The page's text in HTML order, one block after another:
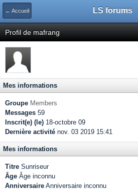
← Accueil LS forums
Profil de mafrang
Mes informations
Groupe Members
Messages 59
Inscrit(e) (le) 18-octobre 09
Dernière activité nov. 03 2019 15:41
Mes informations
Titre Sunriseur
Âge Âge inconnu
Anniversaire Anniversaire inconnu